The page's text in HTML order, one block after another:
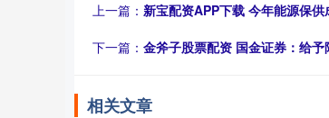
上一篇： 新宝配资APP下载 今年能源保
下一篇： 金斧子股票配资 国金证券：给
相关文章